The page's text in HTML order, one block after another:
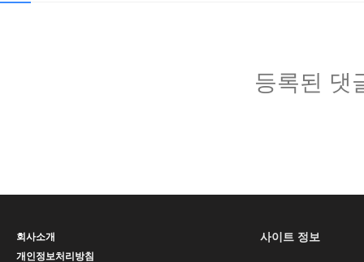
등록된 댓
회사소개
개인정보처리방침
사이트 정보